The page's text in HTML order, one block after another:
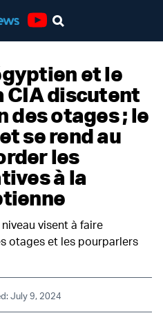
et le
CIA discutent
des otages ; le
se rend au
les
à la
visent à faire
otages et les pourparlers
July 9, 2024